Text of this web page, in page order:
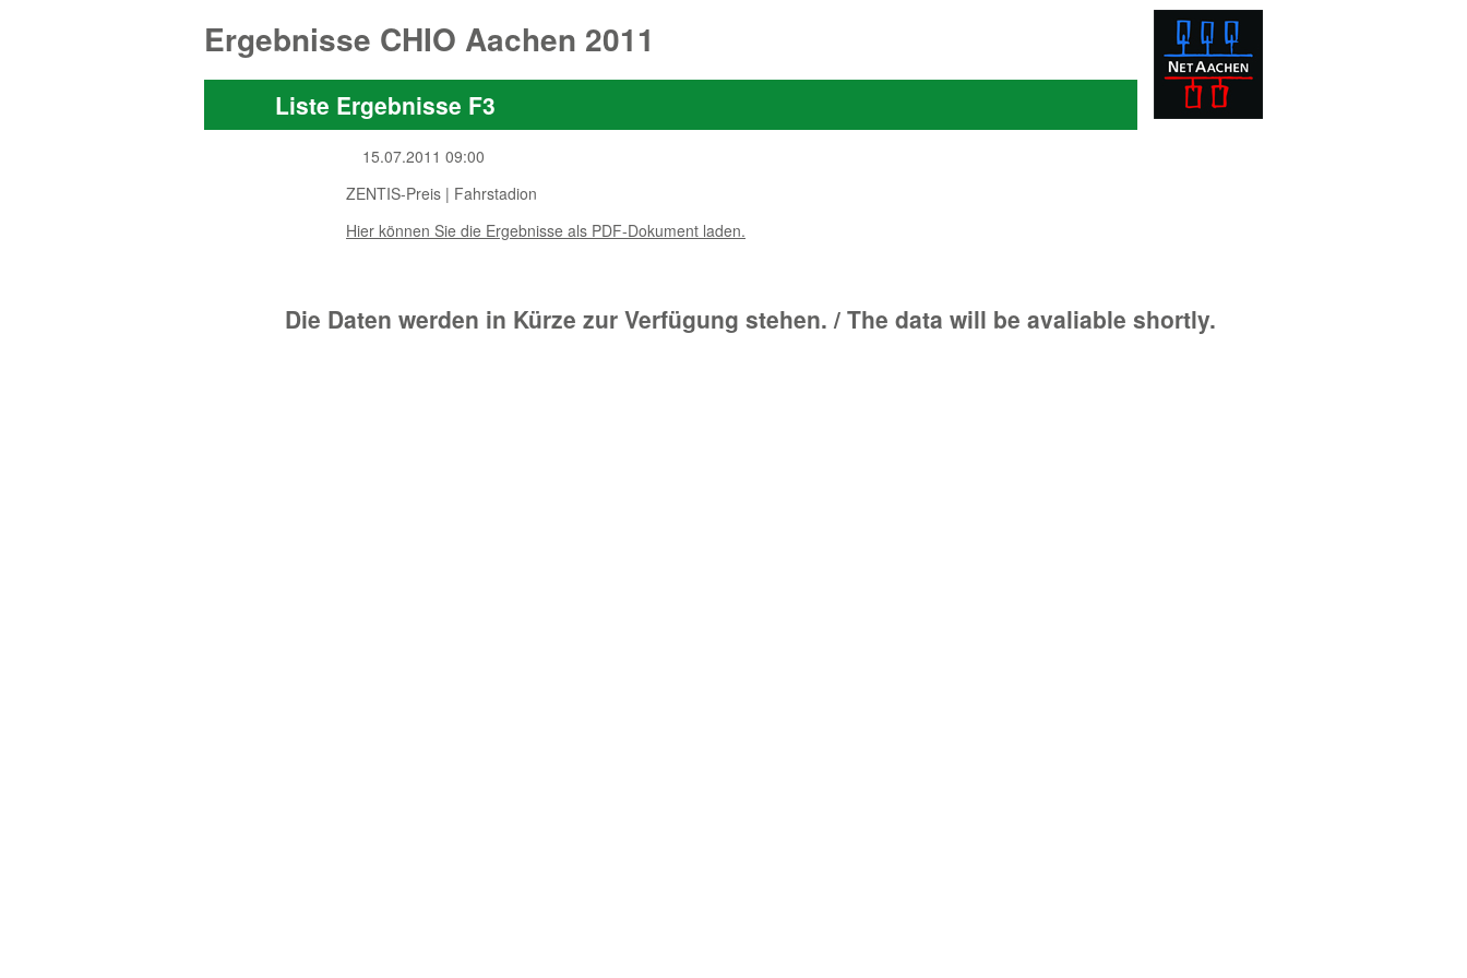
Ergebnisse CHIO Aachen 2011
Liste Ergebnisse F3
15.07.2011 09:00
ZENTIS-Preis | Fahrstadion
Hier können Sie die Ergebnisse als PDF-Dokument laden.